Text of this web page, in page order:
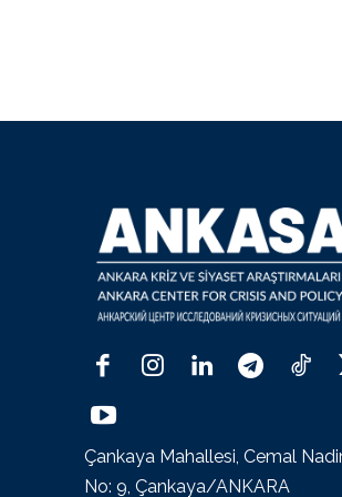
Çankaya Mahallesi, Cemal
No: 9, Çankaya/ANKARA